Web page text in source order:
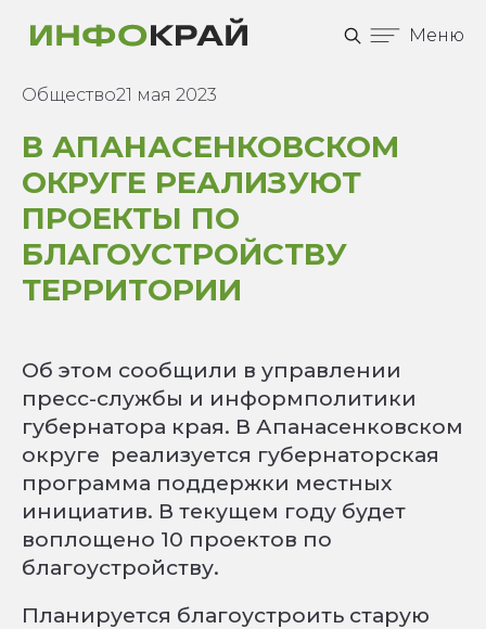
Меню
Общество21 мая 2023
В АПАНАСЕНКОВСКОМ
ОКРУГЕ РЕАЛИЗУЮТ
ПРОЕКТЫ ПО
БЛАГОУСТРОЙСТВУ
ТЕРРИТОРИИ
Об этом сообщили в управлении
пресс-службы и информполитики
губернатора края. В Апанасенковском
округе реализуется губернаторская
программа поддержки местных
инициатив. В текущем году будет
воплощено 10 проектов по
благоустройству.
Планируется благоустроить старую